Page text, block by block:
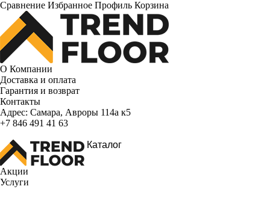
Сравнение Избранное Профиль Корзина
О Компании
Доставка и оплата
Гарантия и возврат
Контакты
Адрес: Самара, Авроры 114а к5
+7 846 491 41 63
Каталог
Акции
Услуги